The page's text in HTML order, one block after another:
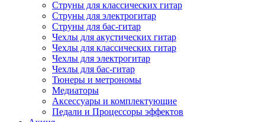
Струны для классических гитар
Струны для электрогитар
Струны для бас-гитар
Чехлы для акустических гитар
Чехлы для классических гитар
Чехлы для электрогитар
Чехлы для бас-гитар
Тюнеры и метрономы
Медиаторы
Аксессуары и комплектующие
Педали и Процессоры эффектов